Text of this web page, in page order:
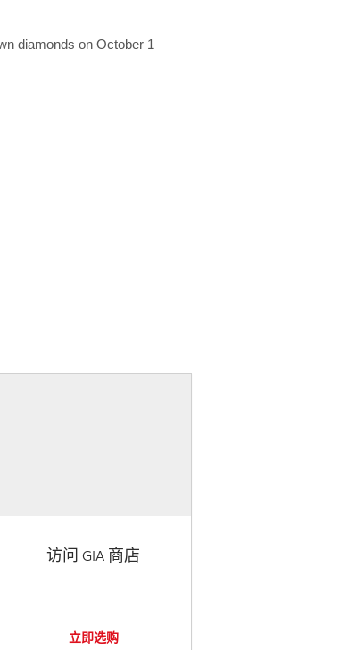
diamonds on October 1
访问 GIA 商店
立即选购